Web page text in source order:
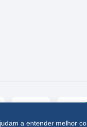
a entender melhor